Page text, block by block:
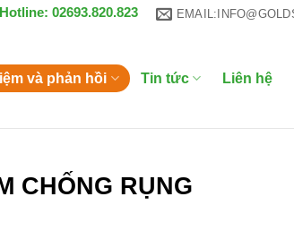
Hotline: 02693.820.823
và phản hồi Tin tức Liên hệ
CHỐNG RỤNG